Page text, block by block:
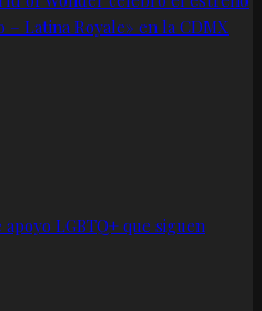
– Latina Royale» en la CDMX
LGBTQ+ que siguen